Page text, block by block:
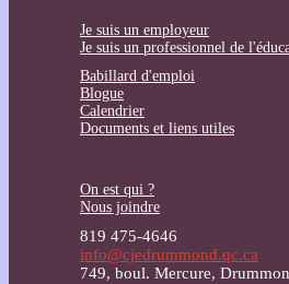
Je suis un employeur
Je suis un professionnel de
Babillard d'emploi
Blogue
Calendrier
Documents et liens utiles
On est qui ?
Nous joindre
819 475-4646
info@cjedrummond.qc.ca
749, boul. Mercure,